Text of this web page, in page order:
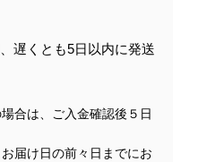
遅くとも5日以内に発送
合は、ご入金確認後５日
届け日の前々日までにお